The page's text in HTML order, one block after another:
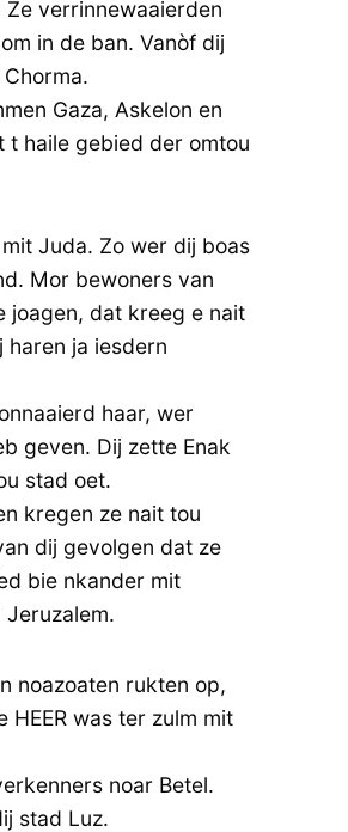
verrinnewaaierden
in de ban. Vanòf dij
Gaza, Askelon en
t haile gebied der omtou
mit Juda. Zo wer dij boas
Mor bewoners van
joagen, dat kreeg e nait
haren ja iesdern
haar, wer
geven. Dij zette Enak
stad oet.
kregen ze nait tou
dij gevolgen dat ze
bie nkander mit
Jeruzalem.
noazoaten rukten op,
HEER was ter zulm mit
noar Betel.
stad Luz.